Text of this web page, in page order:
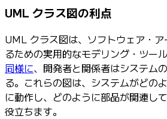
UML クラス図の利点
UML クラス図は、ソフトウェア・
るための実用的なモデリング・ツー
同様に、開発者と関係者はシステム
る。これらの図は、システムがどの
に動作し、どのように部品が関連し
役立ちます。